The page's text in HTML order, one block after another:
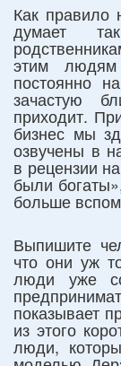
Как правило
думает
этим
постоянно
зачастую
приходит.
бизнес мы
озвучены в
в рецензии
были
больше
Выпишите
что они уж
люди уже
показывает
из этого
люди,